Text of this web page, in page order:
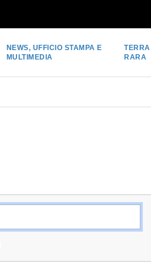
NEWS, UFFICIO STAMPA E
MULTIMEDIA
TERRA
RARA